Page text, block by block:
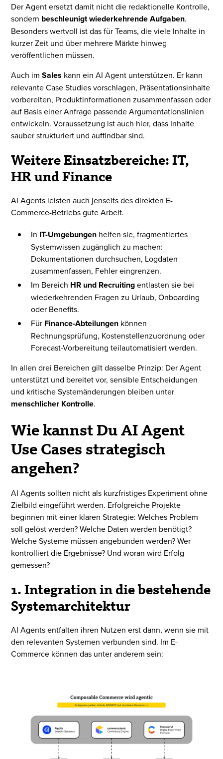
Der Agent ersetzt damit nicht die redaktionelle Kontrolle,
sondern beschleunigt wiederkehrende Aufgaben.
Besonders wertvoll ist das für Teams, die viele Inhalte in
kurzer Zeit und über mehrere Märkte hinweg
veröffentlichen müssen.
Auch imSales kann ein AI Agent unterstützen. Er kann
relevante Case Studies vorschlagen, Präsentationsinhalte
vorbereiten, Produktinformationen zusammenfassen oder
auf Basis einer Anfrage passende Argumentationslinien
entwickeln. Voraussetzung ist auch hier, dass Inhalte
sauber strukturiert und auffindbar sind.
Weitere Einsatzbereiche: IT,
HR und Finance
AI Agents leisten auch jenseits des direkten E-
Commerce-Betriebs gute Arbeit.
In IT-Umgebungen helfen sie, fragmentiertes
Systemwissen zugänglich zu machen:
Dokumentationen durchsuchen, Logdaten
zusammenfassen, Fehler eingrenzen.
Im Bereich HR und Recruitingentlasten sie bei
wiederkehrenden Fragen zu Urlaub, Onboarding
oder Benefits.
Für Finance-Abteilungen können
Rechnungsprüfung, Kostenstellenzuordnung oder
Forecast-Vorbereitung teilautomatisiert werden.
In allen drei Bereichen gilt dasselbe Prinzip: Der Agent
unterstützt und bereitet vor, sensible Entscheidungen
und kritische Systemänderungen bleiben unter
menschlicher Kontrolle.
Wie kannst Du AI Agent
Use Cases strategisch
angehen?
AI Agents sollten nicht als kurzfristiges Experiment ohne
Zielbild eingeführt werden. Erfolgreiche Projekte
beginnen mit einer klaren Strategie: Welches Problem
soll gelöst werden? Welche Daten werden benötigt?
Welche Systeme müssen angebunden werden? Wer
kontrolliert die Ergebnisse? Und woran wird Erfolg
gemessen?
1. Integration in die bestehende
Systemarchitektur
AI Agents entfalten ihren Nutzen erst dann, wenn sie mit
den relevanten Systemen verbunden sind. Im E-
Commerce können das unter anderem sein: